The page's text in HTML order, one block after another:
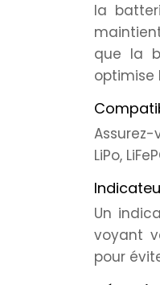
la
que la
optimise
LiPo,
Un
voyant
pour